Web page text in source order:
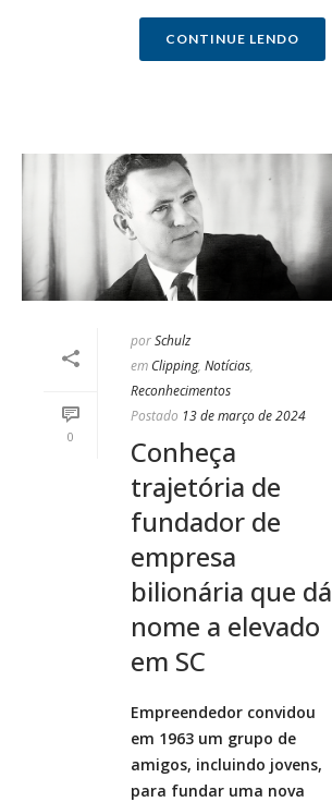
CONTINUE LENDO
0
porSchulz
em Clipping, Notícias,
Reconhecimentos
Postado 13 de março de 2024
Conheça
trajetória de
fundador de
empresa
bilionária que dá
nome a elevado
em SC
Empreendedor convidou
em 1963 um grupo de
amigos, incluindo jovens,
para fundar uma nova